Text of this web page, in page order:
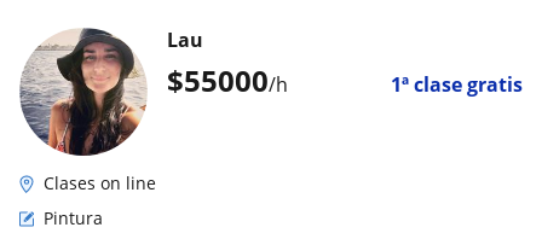
$55000/h 1ª clase gratis
Lau
Clases on line
Pintura